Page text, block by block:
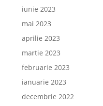
iunie 2023
mai 2023
aprilie 2023
martie 2023
februarie 2023
ianuarie 2023
decembrie 2022